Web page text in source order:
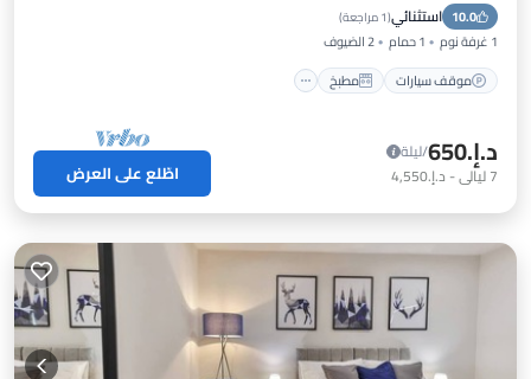
10.0 استثنائي(1 مراجعة )
1 غرفة نوم 1 حمام
2 الضيوف
موقف سيارات
مطبخ
مناسب للأطفال
د.إ.‏650
/ليلة
7ليالي- د.إ.‏4,550 اطّلع على العرض